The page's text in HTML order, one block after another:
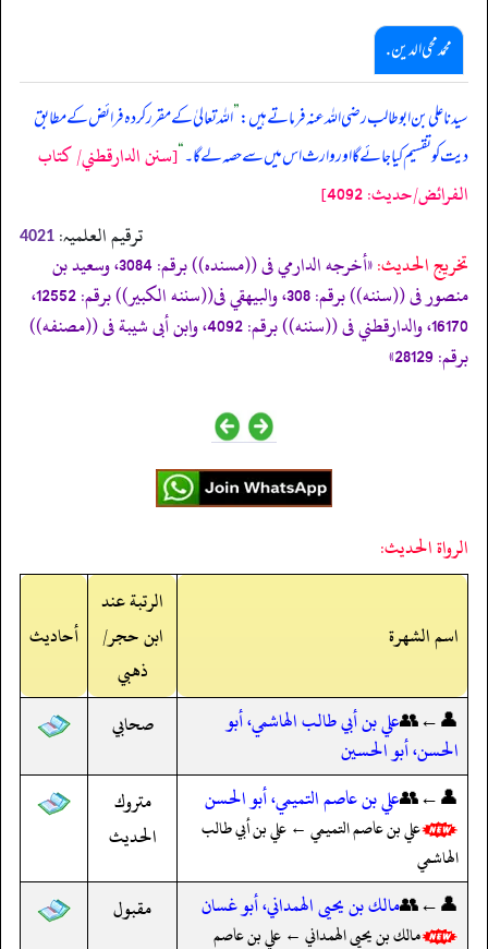
محمد محی الدین .
سیدنا علی بن ابوطالب رضی اللہ عنہ فرماتے ہیں:”اللہ تعالیٰ کے مقرر کردہ فرائض کے مطابق
دیت کو تقسیم کیا جائے گا اور وارث اس میں سے حصہ لے گا۔“[سنن الدارقطني/ كتاب
الفرائض/حدیث: 4092]
ترقیم العلمیہ: 4021
تخریج الحدیث:
«أخرجه الدارمي فى ((مسنده)) برقم: 3084، وسعيد بن
منصور فى ((سننه)) برقم: 308، والبيهقي فى((سننه الكبير)) برقم: 12552،
16170، والدارقطني فى ((سننه)) برقم: 4092، وابن أبى شيبة فى ((مصنفه))
برقم: 28129»
الرواة الحديث:
اسم الشهرة
الرتبة عند
ابن حجر/
ذهبي
أحاديث
👤←👥علي بن أبي طالب الهاشمي، أبو
الحسن، أبو الحسين
صحابي
👤←👥علي بن عاصم التميمي، أبو الحسن
علي بن عاصم التميمي ← علي بن أبي طالب
الهاشمي
متروك
الحديث
👤←👥مالك بن يحيى الهمداني، أبو غسان
مالك بن يحيى الهمداني ← علي بن عاصم
مقبول